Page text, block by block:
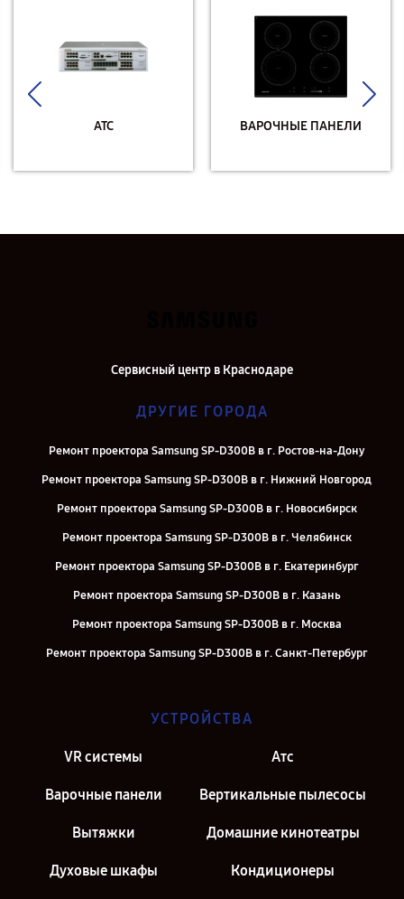
АТС ВАРОЧНЫЕ ПАНЕЛИ
Сервисный центр в Краснодаре
ДРУГИЕ ГОРОДА
Ремонт проектора Samsung SP-D300B в г. Ростов-на-Дону
Ремонт проектора Samsung SP-D300B в г. Нижний Новгород
Ремонт проектора Samsung SP-D300B в г. Новосибирск
Ремонт проектора Samsung SP-D300B в г. Челябинск
Ремонт проектора Samsung SP-D300B в г. Екатеринбург
Ремонт проектора Samsung SP-D300B в г. Казань
Ремонт проектора Samsung SP-D300B в г. Москва
Ремонт проектора Samsung SP-D300B в г. Санкт-Петербург
УСТРОЙСТВА
VR системы Атс
Варочные панели Вертикальные пылесосы
Вытяжки Домашние кинотеатры
Духовые шкафы Кондиционеры